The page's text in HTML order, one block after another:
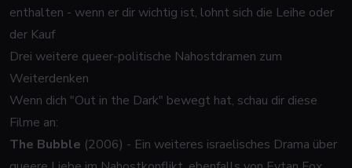
enthalten - wenn er dir wichtig ist, lohnt sich die Leihe oder
der Kauf
Drei weitere queer-politische Nahostdramen zum
Weiterdenken
Wenn dich "Out in the Dark" bewegt hat, schau dir diese
Filme an:
The Bubble (2006) - Ein weiteres israelisches Drama über